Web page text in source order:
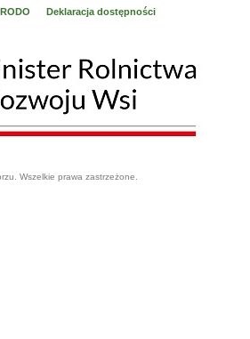
RODO Deklaracja dostępności
Wszelkie prawa zastrzeżone.